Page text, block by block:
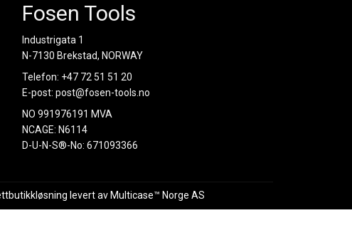
Fosen Tools
Industrigata 1
N-7130 Brekstad, NORWAY
Telefon: +47 72 51 51 20
E-post:post@fosen-tools.no
NO 991976191 MVA
NCAGE: N6114
D-U-N-S®-No: 671093366
levert av Multicase™ Norge AS